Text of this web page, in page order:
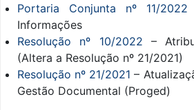
Portaria Conjunta nº 11/2022
Informações
Resolução nº 10/2022 –
(Altera a Resolução nº 21/2021)
Resolução nº 21/2021 –
Gestão Documental (Proged)